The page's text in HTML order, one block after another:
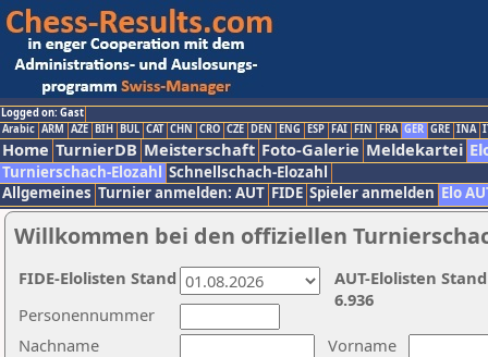
Logged on: Gast
Arabic ARM AZE BIH BUL CAT CHN CRO CZE DEN ENG ESP FAI FIN FRA GER GRE INA
Home TurnierDB Meisterschaft Foto-Galerie Meldekartei
Turnierschach-Elozahl Schnellschach-Elozahl
Allgemeines Turnier anmelden: AUT FIDE Spieler anmelden Elo
Willkommen bei den offiziellen
Nachname
Vorname
Personennummer
AUT-Elolisten
6.936
FIDE-Elolisten Stand